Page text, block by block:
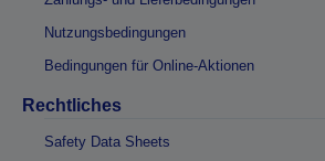
Nutzungsbedingungen
Bedingungen für Online-Aktionen
Rechtliches
Safety Data Sheets